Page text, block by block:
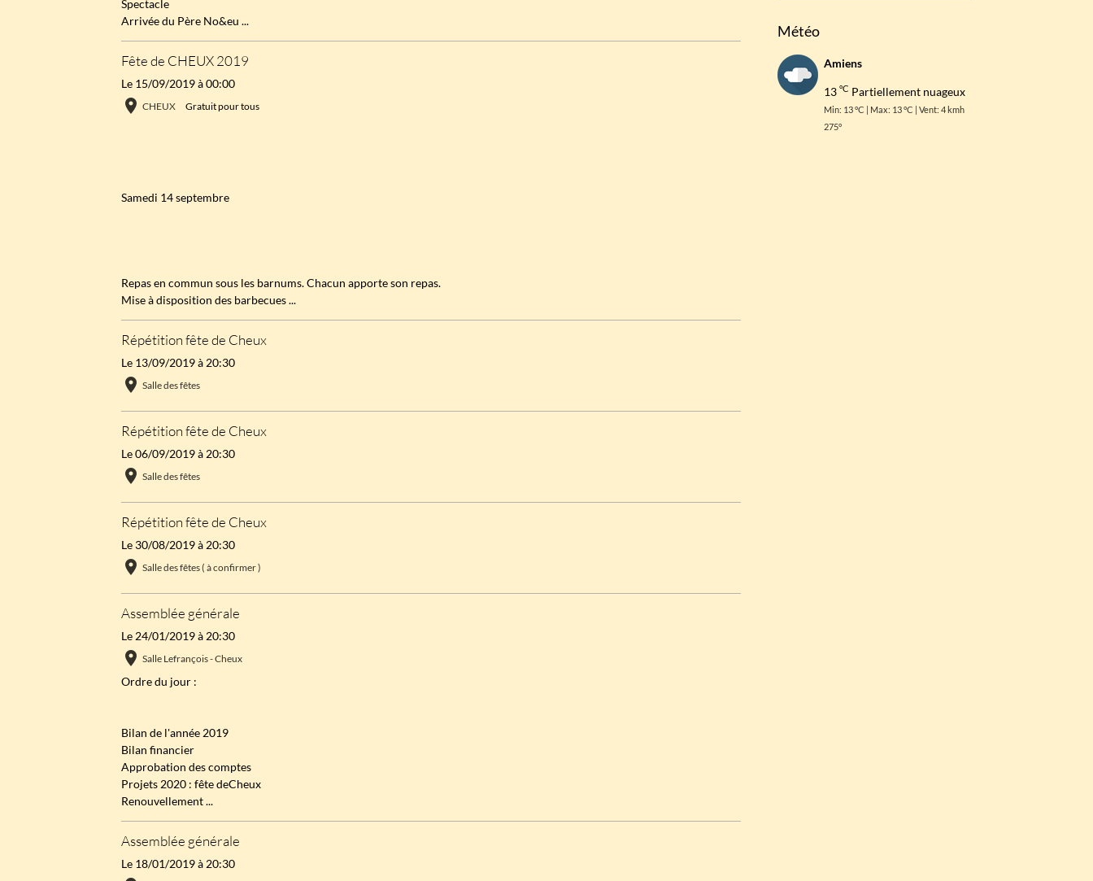
Spectacle
Arrivée du Père No&eu ...
Fête de CHEUX 2019
Le 15/09/2019 à 00:00
CHEUX Gratuit pour tous
Samedi 14 septembre
Repas en commun sous les barnums. Chacun apporte son repas.
Mise à disposition des barbecues ...
Répétition fête de Cheux
Le 13/09/2019 à 20:30
Salle des fêtes
Répétition fête de Cheux
Le 06/09/2019 à 20:30
Salle des fêtes
Répétition fête de Cheux
Le 30/08/2019 à 20:30
Salle des fêtes ( à confirmer )
Assemblée générale
Le 24/01/2019 à 20:30
Salle Lefrançois - Cheux
Ordre du jour :
Bilan de l'année 2019
Bilan financier
Approbation des comptes
Projets 2020 : fête deCheux
Renouvellement ...
Assemblée générale
Le 18/01/2019 à 20:30
Météo
Amiens
13 °C Partiellement nuageux
Min: 13 °C | Max: 13 °C | Vent: 4 kmh
275°